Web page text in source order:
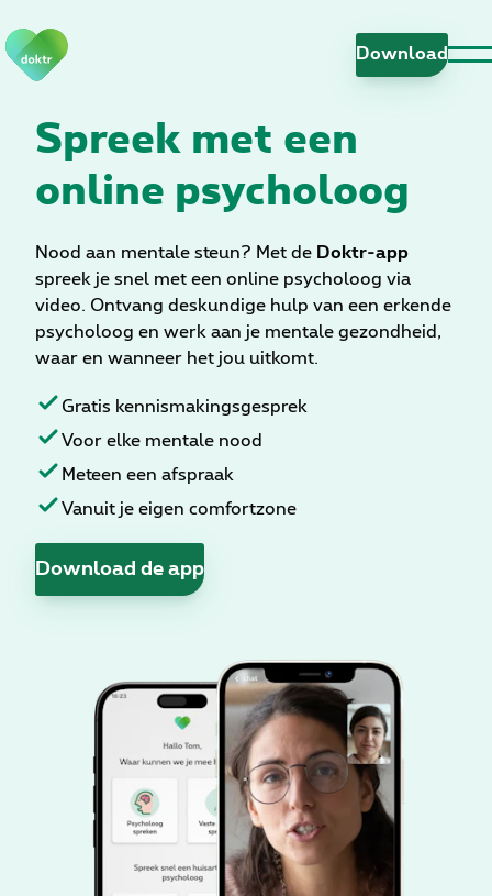
N
a
Spreek met een
online psycholoog
Nood aan mentale steun? Met de Doktr-app
spreek je snel met een online psycholoog via
video. Ontvang deskundige hulp van een erkende
psycholoog en werk aan je mentale gezondheid,
waar en wanneer het jou uitkomt.
Gratis kennismakingsgesprek
Voor elke mentale nood
Meteen een afspraak
Vanuit je eigen comfortzone
Download de app